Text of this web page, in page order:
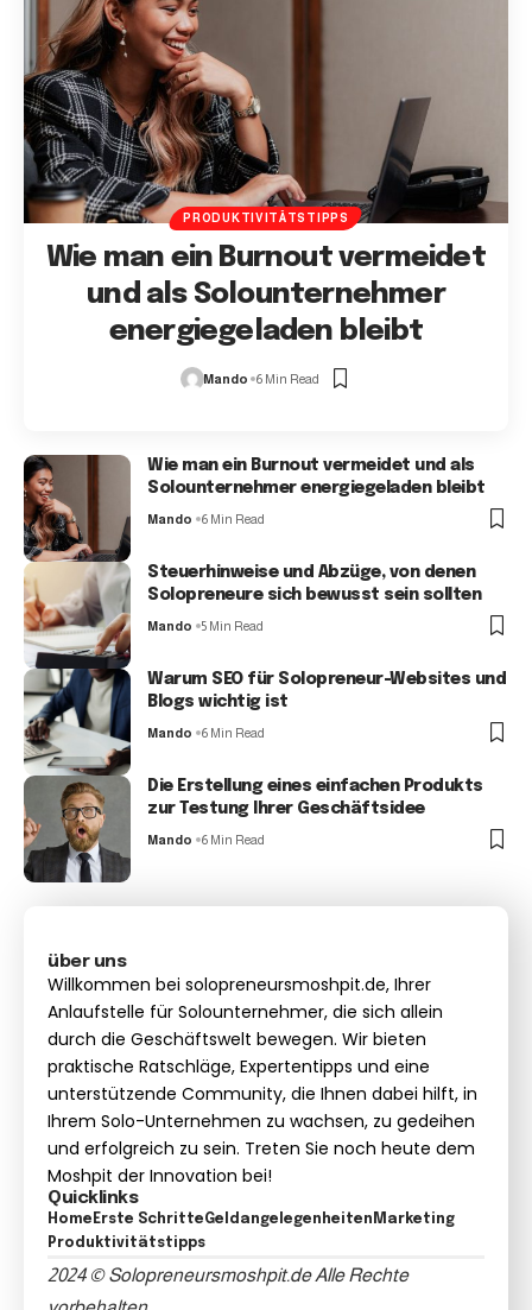
PRODUKTIVITÄTSTIPPS
Wie man ein Burnout vermeidet
und als Solounternehmer
energiegeladen bleibt
Mando 6 Min Read
Wie man ein Burnout vermeidet und als
Solounternehmer energiegeladen bleibt
Mando 6 Min Read
Steuerhinweise und Abzüge, von denen
Solopreneure sich bewusst sein sollten
Mando 5 Min Read
Warum SEO für Solopreneur-Websites und
Blogs wichtig ist
Mando 6 Min Read
Die Erstellung eines einfachen Produkts
zur Testung Ihrer Geschäftsidee
Mando 6 Min Read
über uns
Willkommen bei solopreneursmoshpit.de, Ihrer
Anlaufstelle für Solounternehmer, die sich allein
durch die Geschäftswelt bewegen. Wir bieten
praktische Ratschläge, Expertentipps und eine
unterstützende Community, die Ihnen dabei hilft, in
Ihrem Solo-Unternehmen zu wachsen, zu gedeihen
und erfolgreich zu sein. Treten Sie noch heute dem
Moshpit der Innovation bei!
Quicklinks
Home Erste SchritteGeldangelegenheiten Marketing
Produktivitätstipps
2024 © Solopreneursmoshpit.de Alle Rechte